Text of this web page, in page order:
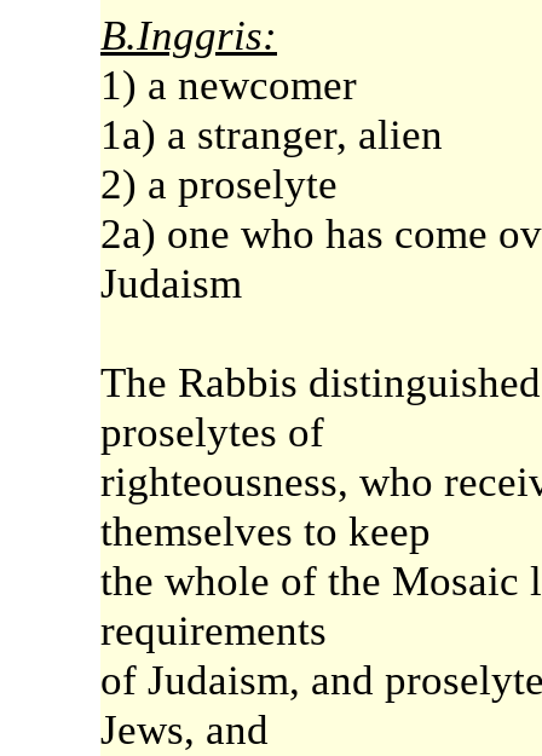
B.Inggris:
1) a newcomer
1a) a stranger, alien
2) a proselyte
2a) one who has come
Judaism
The Rabbis
proselytes of
righteousness, who
themselves to keep
the whole of the Mosaic
requirements
of Judaism, and
Jews, and